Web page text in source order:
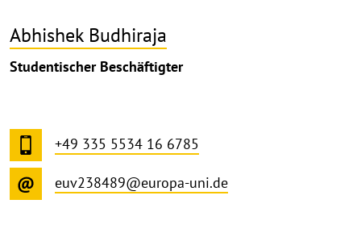
Abhishek Budhiraja
Studentischer Beschäftigter
+49 335 5534 16 6785
euv238489@europa-uni.de